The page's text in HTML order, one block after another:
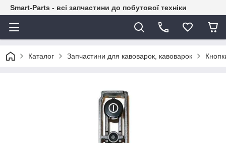
Smart-Parts - всі запчастини до побутової техніки
Каталог Запчастини для кавоварок, кавоварок